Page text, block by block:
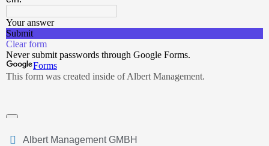
Albert Management GMBH